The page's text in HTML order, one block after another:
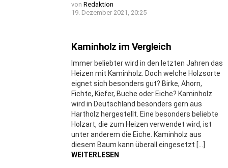
von Redaktion
19. Dezember 2021, 20:25
Kaminholz im Vergleich
Immer beliebter wird in den letzten Jahren das
Heizen mit Kaminholz. Doch welche Holzsorte
eignet sich besonders gut? Birke, Ahorn,
Fichte, Kiefer, Buche oder Eiche? Kaminholz
wird in Deutschland besonders gern aus
Hartholz hergestellt. Eine besonders beliebte
Holzart, die zum Heizen verwendet wird, ist
unter anderem die Eiche. Kaminholz aus
diesem Baum kann überall eingesetzt […]
WEITERLESEN